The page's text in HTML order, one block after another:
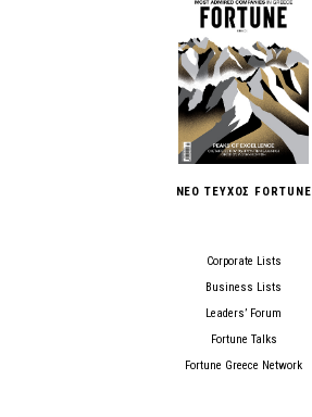
ΝΕΟ ΤΕΥΧΟΣ FORTUNE
Corporate Lists
Business Lists
Leaders’ Forum
Fortune Talks
Fortune Greece Network